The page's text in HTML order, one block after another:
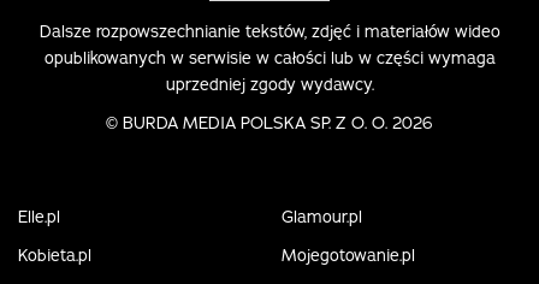
Dalsze rozpowszechnianie tekstów, zdjęć i materiałów wideo
opublikowanych w serwisie w całości lub w części wymaga
uprzedniej zgody wydawcy.
© BURDA MEDIA POLSKA SP. Z O. O. 2026
Elle.pl
Glamour.pl
Kobieta.pl
Mojegotowanie.pl